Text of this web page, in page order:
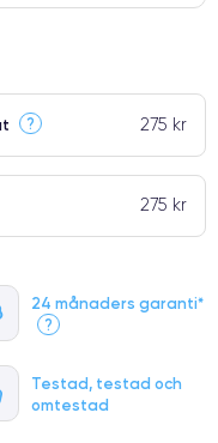
24 månaders garanti*
?
Testad, testad och
omtestad
? 275 kr
275 kr